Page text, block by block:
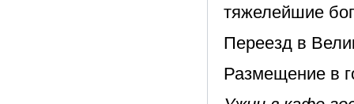
тяжелейшие
Переезд в
Размещение в